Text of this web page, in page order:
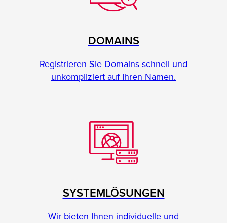
DOMAINS
Registrieren Sie Domains schnell und
unkompliziert auf Ihren Namen.
SYSTEMLÖSUNGEN
Wir bieten Ihnen individuelle und